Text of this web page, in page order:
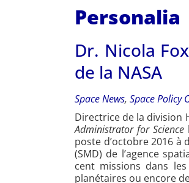
Personalia
Dr. Nicola
de la NASA
Space News, Space Policy
Directrice de la division
Administrator for Science
poste d’octobre 2016 à
(SMD) de l’agence
cent missions dans
planétaires ou encore